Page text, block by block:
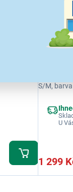
S/M,
U
1 299